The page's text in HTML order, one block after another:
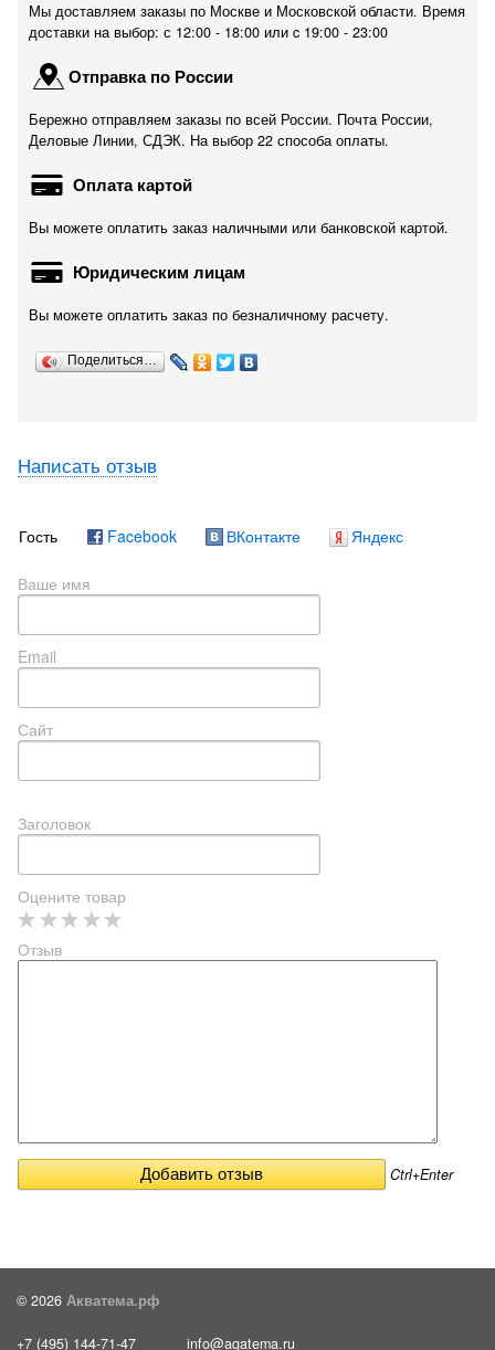
Мы доставляем заказы по Москве и Московской области. Время
доставки на выбор: с 12:00 - 18:00 или c 19:00 - 23:00
Отправка по России
Бережно отправляем заказы по всей России. Почта России,
Деловые Линии, СДЭК. На выбор 22 способа оплаты.
Оплата картой
Вы можете оплатить заказ наличными или банковской картой.
Юридическим лицам
Вы можете оплатить заказ по безналичному расчету.
Поделиться…
Написать отзыв
Гость Facebook ВКонтакте Яндекс
Ваше имя
Email
Сайт
Заголовок
Оцените товар
Отзыв
Ctrl+Enter
© 2026 Акватема.рф
+7 (495) 144-71-47 info@aqatema.ru